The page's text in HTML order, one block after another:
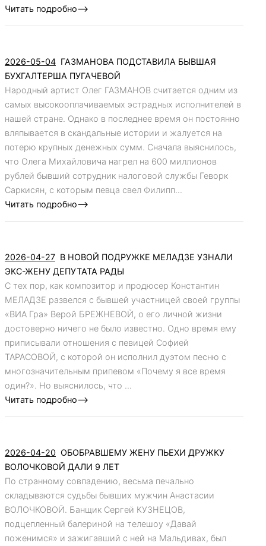
Читать подробно-->
2026-05-04 ГАЗМАНОВА ПОДСТАВИЛА БЫВШАЯ
БУХГАЛТЕРША ПУГАЧЕВОЙ
Народный артист Олег ГАЗМАНОВ считается одним из
самых высокооплачиваемых эстрадных исполнителей в
нашей стране. Однако в последнее время он постоянно
вляпывается в скандальные истории и жалуется на
потерю крупных денежных сумм. Сначала выяснилось,
что Олега Михайловича нагрел на 600 миллионов
рублей бывший сотрудник налоговой службы Геворк
Саркисян, с которым певца свел Филипп...
Читать подробно-->
2026-04-27 В НОВОЙ ПОДРУЖКЕ МЕЛАДЗЕ УЗНАЛИ
ЭКС-ЖЕНУ ДЕПУТАТА РАДЫ
С тех пор, как композитор и продюсер Константин
МЕЛАДЗЕ развелся с бывшей участницей своей группы
«ВИА Гра» Верой БРЕЖНЕВОЙ, о его личной жизни
достоверно ничего не было известно. Одно время ему
приписывали отношения с певицей Софией
ТАРАСОВОЙ, с которой он исполнил дуэтом песню с
многозначительным припевом «Почему я все время
один?». Но выяснилось, что ...
Читать подробно-->
2026-04-20 ОБОБРАВШЕМУ ЖЕНУ ПЬЕХИ ДРУЖКУ
ВОЛОЧКОВОЙ ДАЛИ 9 ЛЕТ
По странному совпадению, весьма печально
складываются судьбы бывших мужчин Анастасии
ВОЛОЧКОВОЙ. Банщик Сергей КУЗНЕЦОВ,
подцепленный балериной на телешоу «Давай
поженимся» и зажигавший с ней на Мальдивах, был